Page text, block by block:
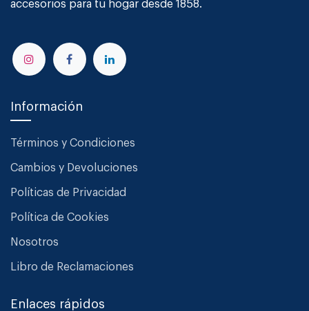
accesorios para tu hogar desde 1858.
Información
Términos y Condiciones
Cambios y Devoluciones
Políticas de Privacidad
Política de Cookies
Nosotros
Libro de Reclamaciones
Enlaces rápidos